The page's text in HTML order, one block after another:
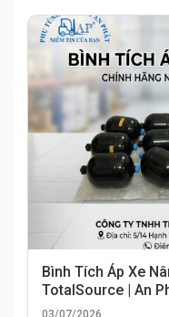
Bình Tích Áp Xe
TotalSource | An
03/07/2026